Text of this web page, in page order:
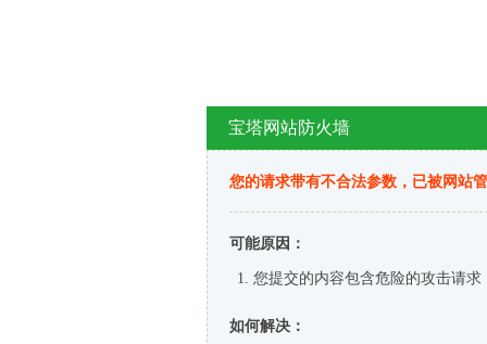
宝塔网站防火墙
您的请求带有不合法参数，已被网站
可能原因：
您提交的内容包含危险的攻击请求
如何解决：